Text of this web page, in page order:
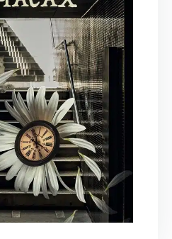
Возврат в никуда